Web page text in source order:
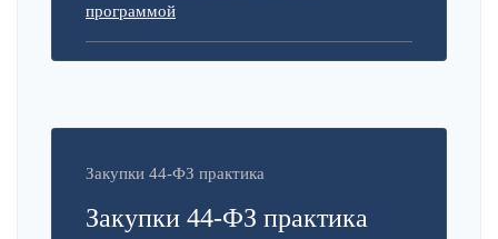
программой
Закупки 44-ФЗ практика
Закупки 44-ФЗ практика